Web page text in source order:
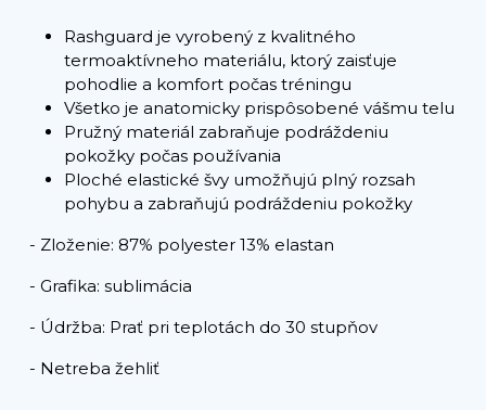
Rashguard je vyrobený z kvalitného
termoaktívneho materiálu, ktorý zaisťuje
pohodlie a komfort počas tréningu
Všetko je anatomicky prispôsobené vášmu telu
Pružný materiál zabraňuje podráždeniu
pokožky počas používania
Ploché elastické švy umožňujú plný rozsah
pohybu a zabraňujú podráždeniu pokožky
- Zloženie: 87% polyester 13% elastan
- Grafika: sublimácia
- Údržba: Prať pri teplotách do 30 stupňov
- Netreba žehliť